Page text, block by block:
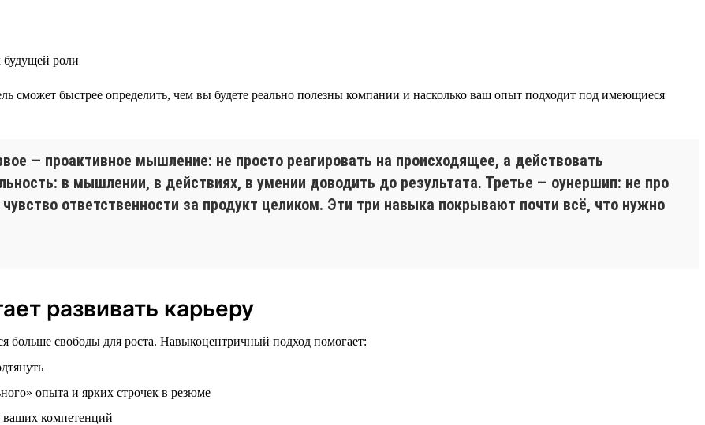
роли
сможет быстрее определить, чем вы будете реально полезны компании и насколько ваш опыт подходит под имеющиеся
— проактивное мышление: не просто реагировать на происходящее, а действовать
в мышлении, в действиях, в умении доводить до результата. Третье — оунершип: не про
ответственности за продукт целиком. Эти три навыка покрывают почти всё, что нужно
развивать карьеру
больше свободы для роста. Навыкоцентричный подход помогает:
опыта и ярких строчек в резюме
ваших компетенций